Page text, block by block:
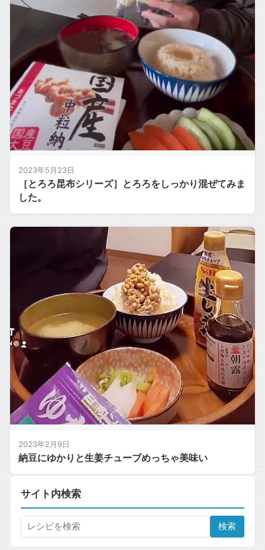
2023年5月23日
［とろろ昆布シリーズ］とろろをしっかり混ぜてみま
した。
2023年2月9日
納豆にゆかりと生姜チューブめっちゃ美味い
サイト内検索
検索